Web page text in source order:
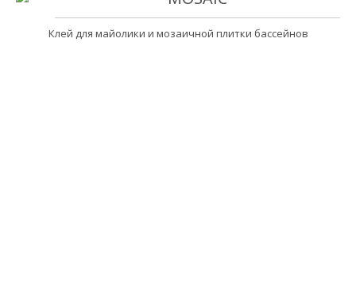
Клей для майолики и мозаичной плитки бассейнов